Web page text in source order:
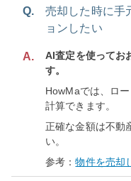
Q.
売却した時に手
ョンしたい
A.
AI査定を使ってお
す。
HowMaでは、ロ
計算できます。
正確な金額は不動
い。
参考：物件を売却